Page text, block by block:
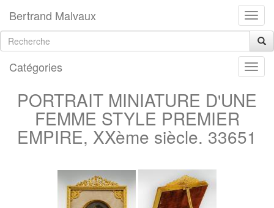
Bertrand Malvaux
Catégories
PORTRAIT MINIATURE D'UNE
FEMME STYLE PREMIER
EMPIRE, XXème siècle. 33651